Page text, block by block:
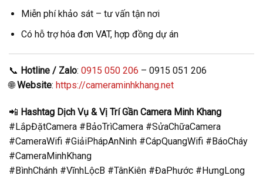
Miễn phí khảo sát – tư vấn tận nơi
Có hỗ trợ hóa đơn VAT, hợp đồng dự án
📞 Hotline / Zalo: 0915 050 206 – 0915 051 206
🌐Website: https://cameraminhkhang.net
📲 Hashtag Dịch Vụ & Vị Trí Gần Camera Minh Khang
#LắpĐặtCamera #BảoTrìCamera #SửaChữaCamera
#CameraWifi #GiảiPhápAnNinh #CápQuangWifi #BáoCháy
#CameraMinhKhang
#BìnhChánh #VĩnhLộcB #TânKiên #ĐaPhước #HưngLong